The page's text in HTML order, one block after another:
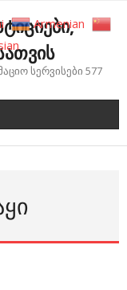
სერვისები 577
Armenian